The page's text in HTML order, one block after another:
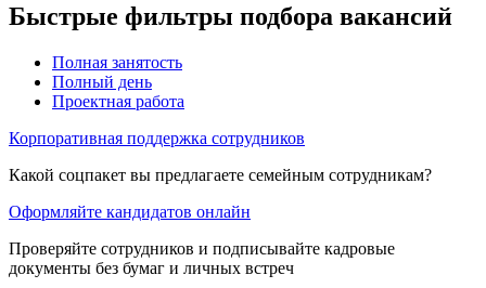
Быстрые фильтры подбора вакансий
Полная занятость
Полный день
Проектная работа
Корпоративная поддержка сотрудников
Какой соцпакет вы предлагаете семейным сотрудникам?
Оформляйте кандидатов онлайн
Проверяйте сотрудников и подписывайте кадровые
документы без бумаг и личных встреч